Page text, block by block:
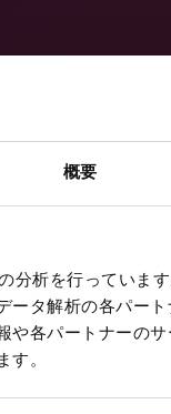
概要
分析を行っていま
ータ解析の各パート
や各パートナーのサ
。